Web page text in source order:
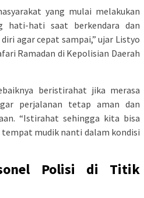
yang mulai melakukan
hati-hati saat berkendara dan
agar cepat sampai,” ujar Listyo
Ramadan di Kepolisian Daerah
beristirahat jika merasa
perjalanan tetap aman dan
“Istirahat sehingga kita bisa
mudik nanti dalam kondisi
Polisi di Titik